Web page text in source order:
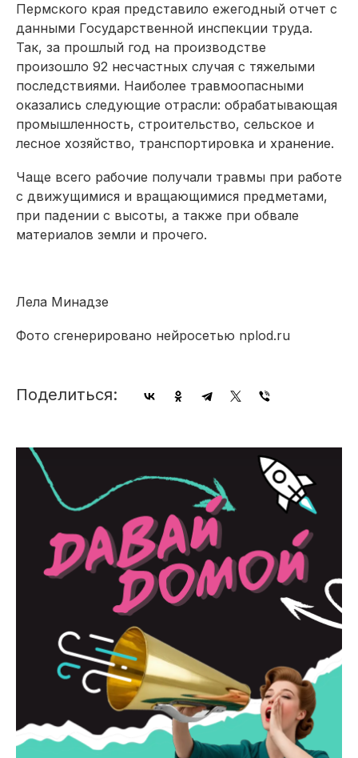
Пермского края представило ежегодный отчет с
данными Государственной инспекции труда.
Так, за прошлый год на производстве
произошло 92 несчастных случая с тяжелыми
последствиями. Наиболее травмоопасными
оказались следующие отрасли: обрабатывающая
промышленность, строительство, сельское и
лесное хозяйство, транспортировка и хранение.
Чаще всего рабочие получали травмы при работе
с движущимися и вращающимися предметами,
при падении с высоты, а также при обвале
материалов земли и прочего.
Лела Минадзе
Фото сгенерировано нейросетью nplod.ru
Поделиться: